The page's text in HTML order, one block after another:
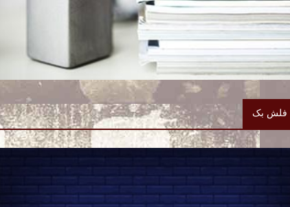
فلش بک